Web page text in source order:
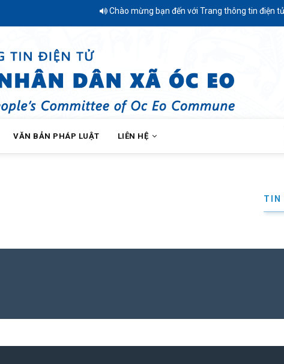
Chào mừng bạn đến với Trang thông tin điện tử
VĂN BẢN PHÁP LUẬT LIÊN HỆ
TIN